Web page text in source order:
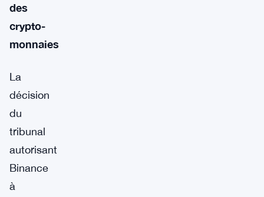
des
crypto-
monnaies
La
décision
du
tribunal
autorisant
Binance
à